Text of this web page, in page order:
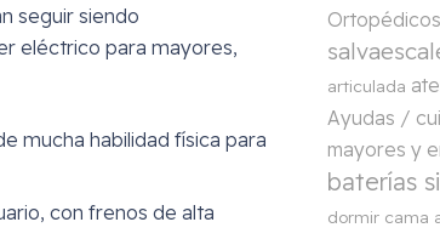
seguir siendo
eléctrico para mayores,
mucha habilidad física para
con frenos de alta
Ortopédicos
articulada
Ayudas /
mayores y
baterías
dormir cama